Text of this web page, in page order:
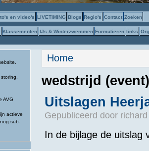
en video's LIVETIMING Blogs Regio's Contact Zoeken
Klassementen IJs & Winterzwemmen Formulieren links
AVG
actieve
sub-
U bent hier
Home
wedstrijd
Uitslagen
Gepubliceerd door
In de bijlage de uitslag